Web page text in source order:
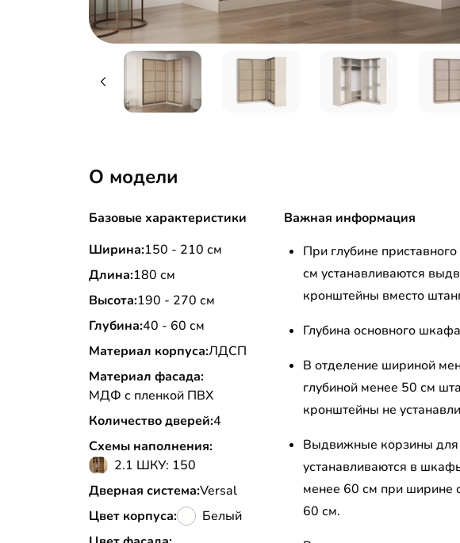
О модели
Базовые характеристики
Ширина:150 - 210 см
Длина:180 см
Высота:190 - 270 см
Глубина:40 - 60 см
Материал корпуса:ЛДСП
Материал фасада:
МДФ с пленкой ПВХ
Количество дверей:4
Схемы наполнения:
2.1 ШКУ: 150
Дверная система:Versal
Цвет корпуса:
Белый
Важная информация
При глубине
см устанавливаются
кронштейны вместо
Глубина основного
В отделение шириной
глубиной менее 50 см
кронштейны не
Выдвижные корзины для
устанавливаются в
менее 60 см при ширине
60 см.